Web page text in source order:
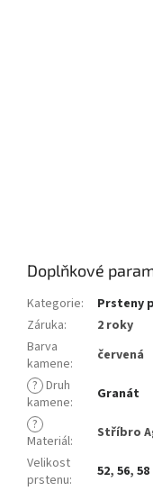
Doplňkové
Kategorie:
Prsteny
Záruka:
2 roky
Barva
kamene:
červená
? Druh
kamene:
Granát
?
Materiál:
Stříbro
Velikost
prstenu: 52, 56, 58